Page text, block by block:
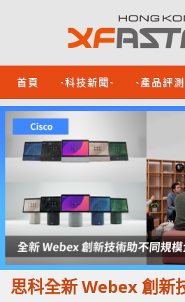
首頁 -科技新聞- -產品評
思科全新 Webex 創新